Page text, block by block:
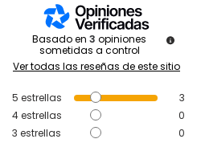
Basado en 3 opiniones
sometidas a control
Ver todas las reseñas de este sitio
5 estrellas
3
4estrellas
0
3 estrellas
0